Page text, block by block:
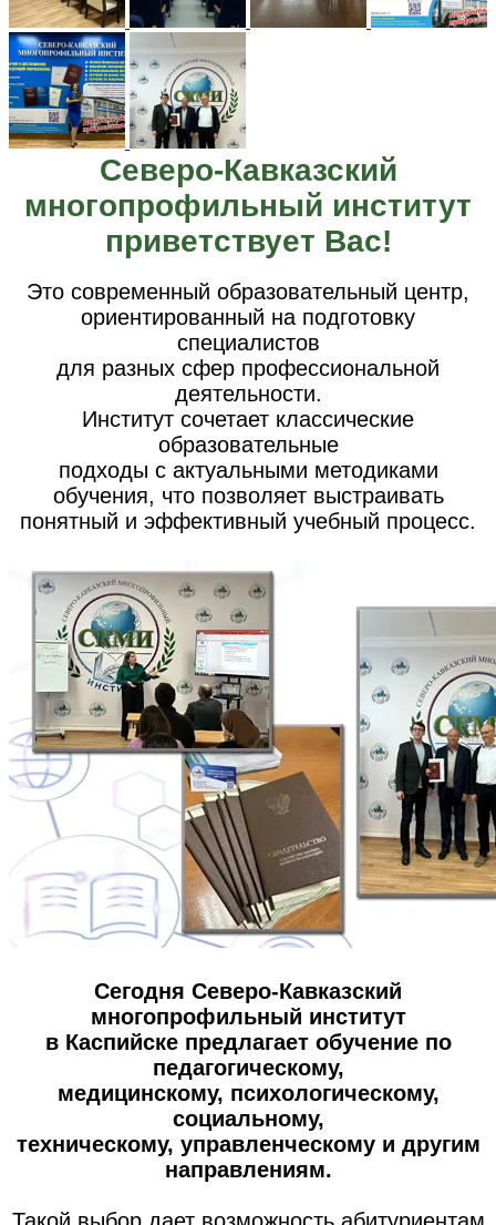
Северо-Кавказский
многопрофильный институт
приветствует Вас!
Это современный образовательный центр,
ориентированный на подготовку
специалистов
для разных сфер профессиональной
деятельности.
Институт сочетает классические
образовательные
подходы с актуальными методиками
обучения, что позволяет выстраивать
понятный и эффективный учебный процесс.
Сегодня Северо-Кавказский
многопрофильный институт
в Каспийске предлагает обучение по
педагогическому,
медицинскому, психологическому,
социальному,
техническому, управленческому и другим
направлениям.